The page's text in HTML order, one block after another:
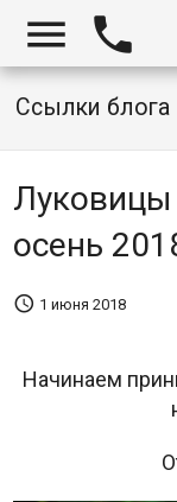
 
Ссылки блога
Луковицы
осень
 1 июня 2018
Начинаем